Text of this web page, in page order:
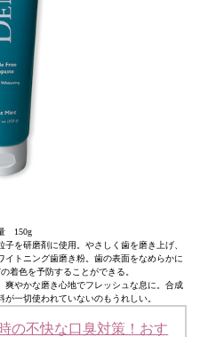
150g
を研磨剤に使用。やさしく歯を磨き上げ、
トニング歯磨き粉。歯の表面をなめらかに
着色を予防することができる。
やかな磨き心地でフレッシュな息に。合成
一切使われていないのもうれしい。
の不快な口臭対策！おす